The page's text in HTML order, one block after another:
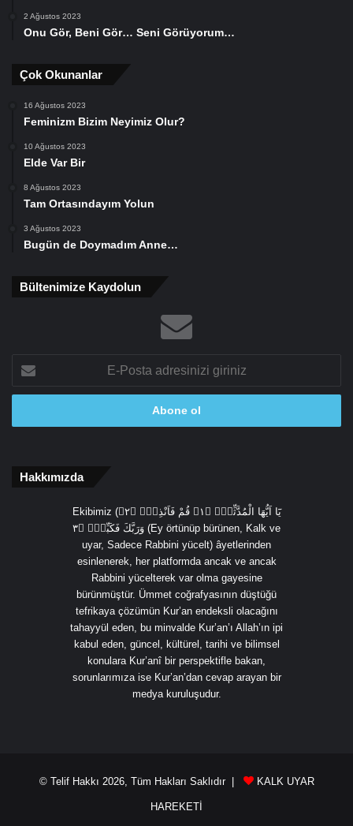
2 Ağustos 2023
Onu Gör, Beni Gör… Seni Görüyorum…
Çok Okunanlar
16 Ağustos 2023
Feminizm Bizim Neyimiz Olur?
10 Ağustos 2023
Elde Var Bir
8 Ağustos 2023
Tam Ortasındayım Yolun
3 Ağustos 2023
Bugün de Doymadım Anne…
Bültenimize Kaydolun
Posta
adresinizi
Hakkımızda
Ekibimiz (يَٓا اَيُّهَا الْمُدَّثِّرُۙ ﴿١﴾ قُمْ فَاَنْذِرْۙ ﴿٢﴾
وَرَبَّكَ فَكَبِّرْۙ ﴿٣ (Ey örtünüp bürünen, Kalk ve
uyar, Sadece Rabbini yücelt) âyetlerinden
esinlenerek, her platformda ancak ve ancak
Rabbini yücelterek var olma gayesine
bürünmüştür. Ümmet coğrafyasının düştüğü
tefrikaya çözümün Kur’an endeksli olacağını
tahayyül eden, bu minvalde Kur’an’ı Allah’ın ipi
kabul eden, güncel, kültürel, tarihi ve bilimsel
konulara Kur’anî bir perspektifle bakan,
sorunlarımıza ise Kur’an’dan cevap arayan bir
medya kuruluşudur.
© Telif Hakkı 2026, Tüm Hakları Saklıdır | KALK UYAR
HAREKETİ